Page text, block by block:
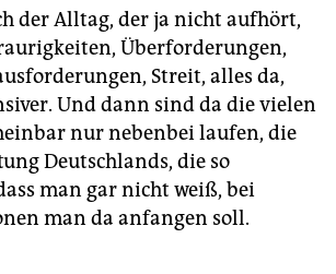
der Alltag, der ja nicht aufhört,
Überforderungen,
Streit, alles da,
Und dann sind da die vielen
nur nebenbei laufen, die
Deutschlands, die so
man gar nicht weiß, bei
man da anfangen soll.